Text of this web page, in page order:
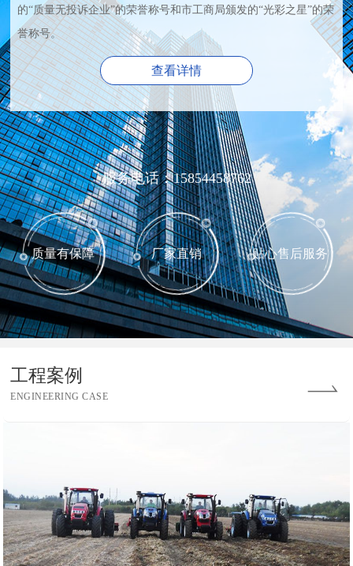
的“质量无投诉企业”的荣誉称号和市工商局颁发的“光彩之星”的荣
誉称号。
查看详情
服务电话：15854458762
质量有保障 厂家直销 贴心售后服务
工程案例
ENGINEERING CASE